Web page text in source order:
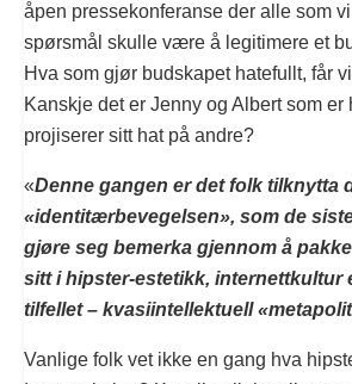
åpen pressekonferanse der alle som
spørsmål skulle være å legitimere et
Hva som gjør budskapet hatefullt, får
Kanskje det er Jenny og Albert som er
projiserer sitt hat på andre?
«Denne gangen er det folk tilknytta
«identitærbevegelsen», som de
gjøre seg bemerka gjennom å
sitt i hipster-estetikk, internettkultur
tilfellet – kvasiintellektuell
Vanlige folk vet ikke en gang hva